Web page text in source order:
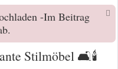
-Im Beitrag
Stilmöbel 🛋️🕯️